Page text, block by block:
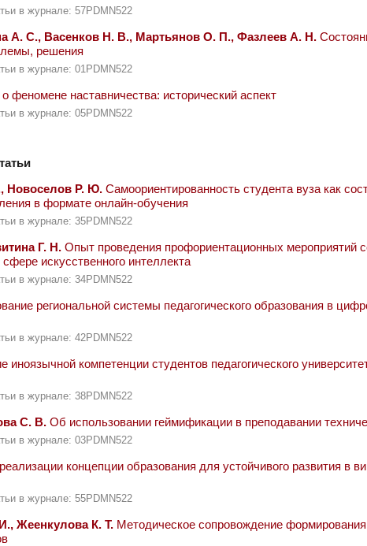
в журнале: 57PDMN522
А. С., Васенков Н. В., Мартьянов О. П., Фазлеев А. Н.
решения
в журнале: 01PDMN522
феномене наставничества: исторический аспект
в журнале: 05PDMN522
Новоселов Р. Ю. Самоориентированность студента вуза как
в формате онлайн-обучения
в журнале: 35PDMN522
Г. Н. Опыт проведения профориентационных мероприятий
искусственного интеллекта
в журнале: 34PDMN522
региональной системы педагогического образования в
в журнале: 42PDMN522
иноязычной компетенции студентов педагогического
в журнале: 38PDMN522
С. В. Об использовании геймификации в преподавании
в журнале: 03PDMN522
концепции образования для устойчивого развития в
в журнале: 55PDMN522
Жеенкулова К. Т. Методическое сопровождение